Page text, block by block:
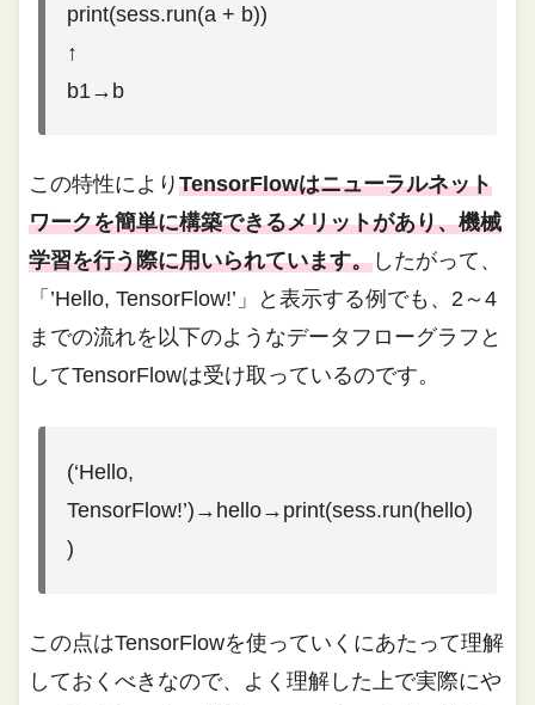
print(sess.run(a + b))
↑
b1→b
この特性によりTensorFlowはニューラルネット
ワークを簡単に構築できるメリットがあり、機械
学習を行う際に用いられています。 したがって、
「’Hello, TensorFlow!’」と表示する例でも、2～4
までの流れを以下のようなデータフローグラフと
してTensorFlowは受け取っているのです。
(‘Hello,
TensorFlow!’)→hello→print(sess.run(hello)
)
この点はTensorFlowを使っていくにあたって理解
しておくべきなので、よく理解した上で実際にや